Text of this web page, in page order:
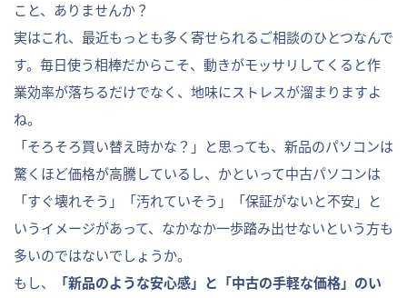
こと、ありませんか？
実はこれ、最近もっとも多く寄せられるご相談のひとつなんで
す。毎日使う相棒だからこそ、動きがモッサリしてくると作
業効率が落ちるだけでなく、地味にストレスが溜まりますよ
ね。
「そろそろ買い替え時かな？」と思っても、新品のパソコンは
驚くほど価格が高騰しているし、かといって中古パソコンは
「すぐ壊れそう」「汚れていそう」「保証がないと不安」と
いうイメージがあって、なかなか一歩踏み出せないという方も
多いのではないでしょうか。
もし、
「新品のような安心感」と「中古の手軽な価格」のい